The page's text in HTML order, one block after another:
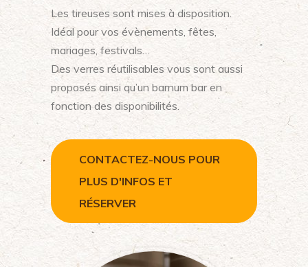
Les tireuses sont mises à disposition.
Idéal pour vos évènements, fêtes,
mariages, festivals…
Des verres réutilisables vous sont aussi
proposés ainsi qu’un barnum bar en
fonction des disponibilités.
CONTACTEZ-NOUS POUR
PLUS D'INFOS ET
RÉSERVER